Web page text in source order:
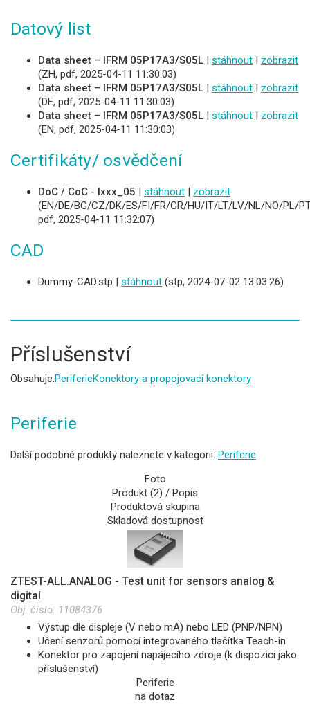
Datový list
Data sheet – IFRM 05P17A3/S05L | stáhnout | zobrazit
(ZH, pdf, 2025-04-11 11:30:03)
Data sheet – IFRM 05P17A3/S05L | stáhnout | zobrazit
(DE, pdf, 2025-04-11 11:30:03)
Data sheet – IFRM 05P17A3/S05L | stáhnout | zobrazit
(EN, pdf, 2025-04-11 11:30:03)
Certifikáty/ osvědčení
DoC / CoC - Ixxx_05 | stáhnout | zobrazit
(EN/DE/BG/CZ/DK/ES/FI/FR/GR/HU/IT/LT/LV/NL/NO/PL/
pdf, 2025-04-11 11:32:07)
CAD
Dummy-CAD.stp | stáhnout (stp, 2024-07-02 13:03:26)
Příslušenství
Obsahuje:PeriferieKonektory a propojovací konektory
Periferie
Další podobné produkty naleznete v kategorii: Periferie
Foto
Produkt (2) / Popis
Produktová skupina
Skladová dostupnost
ZTEST-ALL.ANALOG - Test unit for sensors analog &
digital
Obj. číslo: 11084376
Výstup dle displeje (V nebo mA) nebo LED (PNP/NPN)
Učení senzorů pomocí integrovaného tlačítka Teach-in
Konektor pro zapojení napájecího zdroje (k dispozici jako
příslušenství)
Periferie
na dotaz